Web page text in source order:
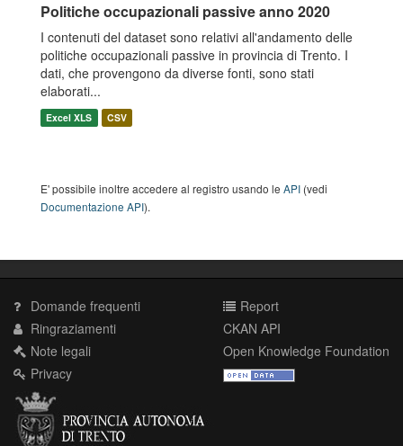
Politiche occupazionali passive anno 2020
I contenuti del dataset sono relativi all'andamento delle
politiche occupazionali passive in provincia di Trento. I
dati, che provengono da diverse fonti, sono stati
elaborati...
Excel XLS CSV
E' possibile inoltre accedere al registro usando le API (vedi
Documentazione API).
Domande frequenti
Ringraziamenti
Note legali
Privacy
Report
CKAN API
Open Knowledge Foundation